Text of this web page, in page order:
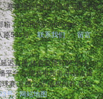
事预告与精彩回放,适配手
箱：3JSPj7@sohu.com
联
路535号
联系我们
留言
迟直播,体育直播官网,足球
平台,高清赛事频道,中超直播
赛,直播互动 版权所有 备案
号 网站地图